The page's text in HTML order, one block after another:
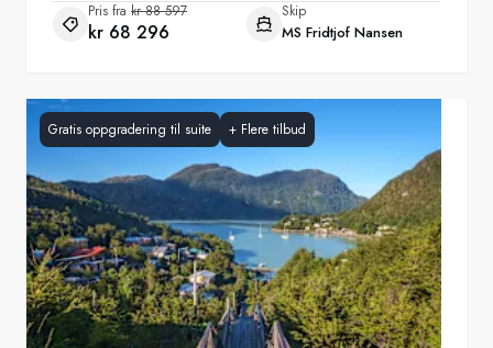
Pris fra kr 88 597
kr 68 296
Skip
MS Fridtjof Nansen
Gratis oppgradering til suite + Flere tilbud